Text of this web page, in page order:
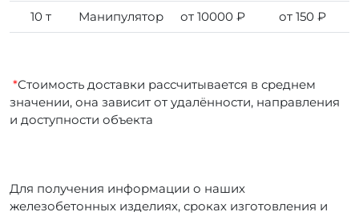
10 т Манипулятор от 10000 ₽ от 150 ₽
*Стоимость доставки рассчитывается в среднем
значении, она зависит от удалённости, направления
и доступности объекта
Для получения информации о наших
железобетонных изделиях, сроках изготовления и